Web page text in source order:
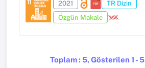
2021
TR Dizin
Özgün Makale
Toplam : 5, Gösterilen 1 - 5